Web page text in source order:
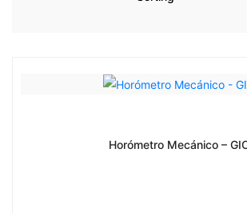
Horómetro Mecánico –